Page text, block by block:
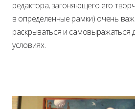
редактора, загоняющего его
в определенные рамки) очень
раскрываться и самовыражаться
условиях.